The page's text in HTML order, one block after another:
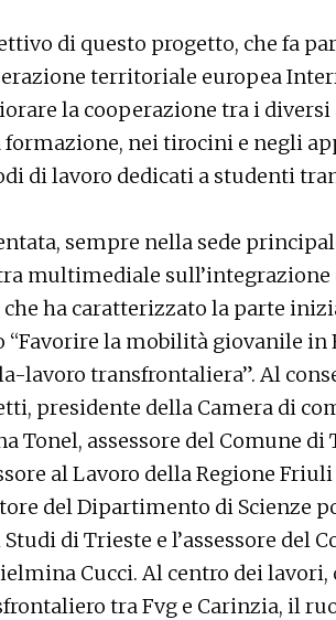
di questo progetto, che fa
territoriale europea
la cooperazione tra i
formazione, nei tirocini e negli
di lavoro dedicati a studenti
sempre nella sede
multimediale sull’integrazione
che ha caratterizzato la parte
“Favorire la mobilità giovanile in
lavoro transfrontaliera”. Al
presidente della Camera di
Tonel, assessore del Comune di
al Lavoro della Regione
del Dipartimento di Scienze
di Trieste e l’assessore del
Cucci. Al centro dei
tra Fvg e Carinzia, il